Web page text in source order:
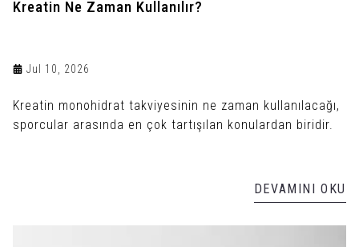
Kreatin Ne Zaman Kullanılır?
Jul 10, 2026
Kreatin monohidrat takviyesinin ne zaman kullanılacağı,
sporcular arasında en çok tartışılan konulardan biridir.
DEVAMINI OKU